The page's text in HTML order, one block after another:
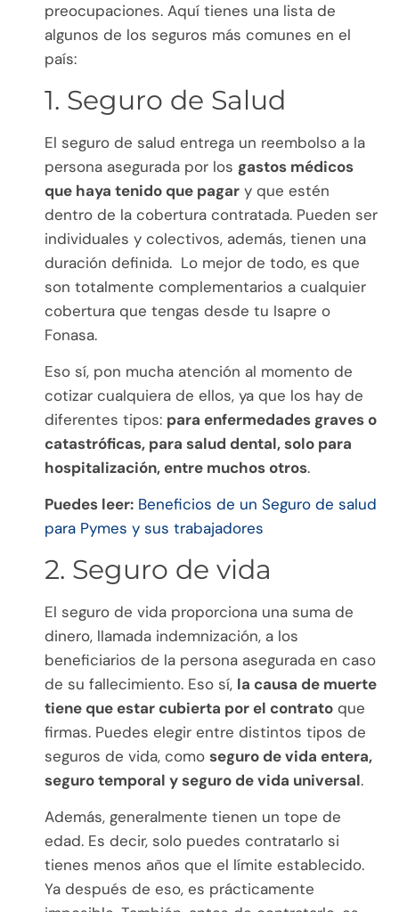
preocupaciones. Aquí tienes una lista de
algunos de los seguros más comunes en el
país:
1. Seguro de Salud
El seguro de salud entrega un reembolso a la
persona asegurada por los gastos médicos
que haya tenido que pagar y que estén
dentro de la cobertura contratada. Pueden ser
individuales y colectivos, además, tienen una
duración definida. Lo mejor de todo, es que
son totalmente complementarios a cualquier
cobertura que tengas desde tu Isapre o
Fonasa.
Eso sí, pon mucha atención al momento de
cotizar cualquiera de ellos, ya que los hay de
diferentes tipos: para enfermedades graves o
catastróficas, para salud dental, solo para
hospitalización, entre muchos otros.
Puedes leer: Beneficios de un Seguro de salud
para Pymes y sus trabajadores
2. Seguro de vida
El seguro de vida proporciona una suma de
dinero, llamada indemnización, a los
beneficiarios de la persona asegurada en caso
de su fallecimiento. Eso sí, la causa de muerte
tiene que estar cubierta por el contrato que
firmas. Puedes elegir entre distintos tipos de
seguros de vida, como seguro de vida entera,
seguro temporal y seguro de vida universal.
Además, generalmente tienen un tope de
edad. Es decir, solo puedes contratarlo si
tienes menos años que el límite establecido.
Ya después de eso, es prácticamente